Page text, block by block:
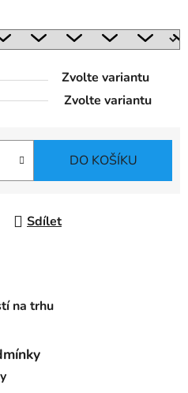
Zvolte variantu
Zvolte variantu
DO KOŠÍKU
Sdílet
na trhu